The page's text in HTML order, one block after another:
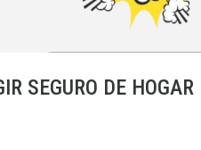
SEGURO DE HOGAR